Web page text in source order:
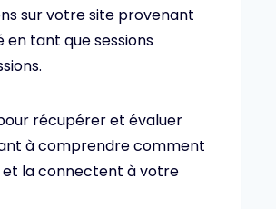
sur votre site provenant
tant que sessions
récupérer et évaluer
à comprendre comment
et la connectent à votre